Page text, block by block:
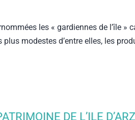
les « gardiennes de l’île »
modestes d’entre elles, les
DE L’ILE